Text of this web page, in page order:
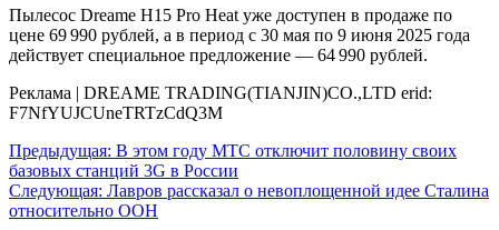
Пылесос Dreame H15 Pro Heat уже доступен в продаже по
цене 69 990 рублей, а в период с 30 мая по 9 июня 2025 года
действует специальное предложение — 64 990 рублей.
Реклама | DREAME TRADING(TIANJIN)CO.,LTD erid:
F7NfYUJCUneTRTzCdQ3M
Навигация
по
записям
Предыдущая: В этом году МТС отключит половину своих
базовых станций 3G в России
Следующая: Лавров рассказал о невоплощенной идее Сталина
относительно ООН